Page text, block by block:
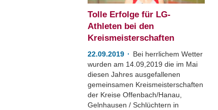
Tolle Erfolge für LG-
Athleten bei den
Kreismeisterschaften
22.09.2019
Bei herrlichem Wetter
wurden am 14.09,2019 die im Mai
diesen Jahres ausgefallenen
gemeinsamen Kreismeisterschaften
der Kreise Offenbach/Hanau,
Gelnhausen / Schlüchtern in